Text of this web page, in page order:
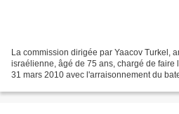
La commission dirigée par Yaacov Turkel,
israélienne, âgé de 75 ans, chargé de faire
31 mars 2010 avec l'arraisonnement du